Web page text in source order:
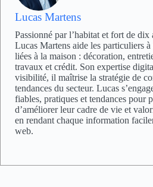
Lucas Martens
Passionné par l’habitat et fort de dix
Lucas Martens aide les particuliers
liées à la maison : décoration,
travaux et crédit. Son expertise
visibilité, il maîtrise la stratégie de
tendances du secteur. Lucas
fiables, pratiques et tendances pour
d’améliorer leur cadre de vie et
en rendant chaque information
web.